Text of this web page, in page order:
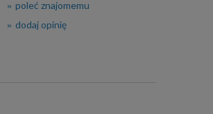
poleć znajomemu
dodaj opinię